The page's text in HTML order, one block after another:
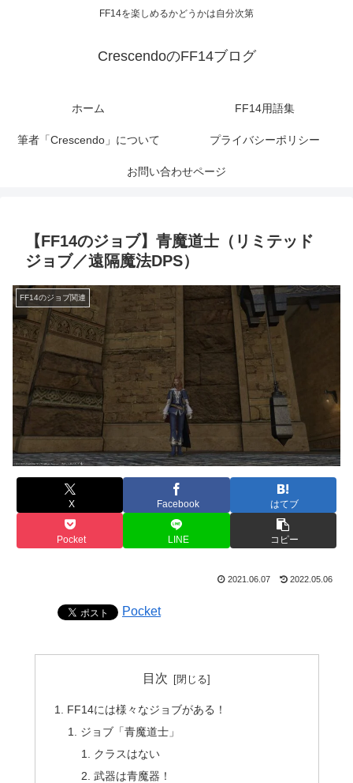
FF14を楽しめるかどうかは自分次第
CrescendoのFF14ブログ
ホーム FF14用語集
筆者「Crescendo」について プライバシーポリシー
お問い合わせページ
【FF14のジョブ】青魔道士（リミテッド
ジョブ／遠隔魔法DPS）
FF14のジョブ関連
X Facebook はてブ
Pocket LINE コピー
2021.06.07 2022.05.06
Pocket
目次
FF14には様々なジョブがある！
ジョブ「青魔道士」
クラスはない
武器は青魔器！